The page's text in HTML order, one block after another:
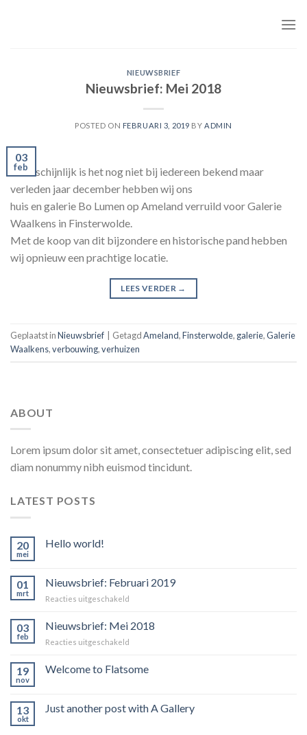
NIEUWSBRIEF
Nieuwsbrief: Mei 2018
POSTED ON FEBRUARI 3, 2019 BY ADMIN
03
feb
Waarschijnlijk is het nog niet bij iedereen bekend maar
verleden jaar december hebben wij ons
huis en galerie Bo Lumen op Ameland verruild voor Galerie
Waalkens in Finsterwolde.
Met de koop van dit bijzondere en historische pand hebben
wij opnieuw een prachtige locatie.
LEES VERDER →
Geplaatst inNieuwsbrief GetagdAmeland,Finsterwolde, galerie,Galerie
Waalkens,verbouwing,verhuizen
ABOUT
Lorem ipsum dolor sit amet, consectetuer adipiscing elit, sed
diam nonummy nibh euismod tincidunt.
LATEST POSTS
20
mei
Hello world!
01
mrt
Nieuwsbrief: Februari 2019
Reacties uitgeschakeld
Februari
2019
03
feb
Nieuwsbrief: Mei 2018
Reacties uitgeschakeld
2018
19
nov
Welcome to Flatsome
13
okt
Just another post with A Gallery